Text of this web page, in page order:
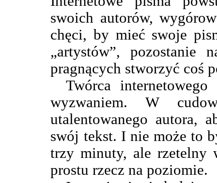
swoich autorów,
chęci, by mieć swoje
„artystów”, pozostanie
pragnących stworzyć coś
Twórca
wyzwaniem. W
utalentowanego autora,
swój tekst. I nie może to
trzy minuty, ale rzetelny
prostu rzecz na poziomie.